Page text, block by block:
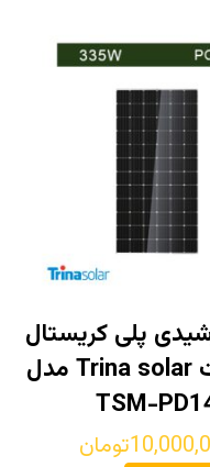
پلی کریستال
335 وات Trina solar مدل
TSM-
تومان